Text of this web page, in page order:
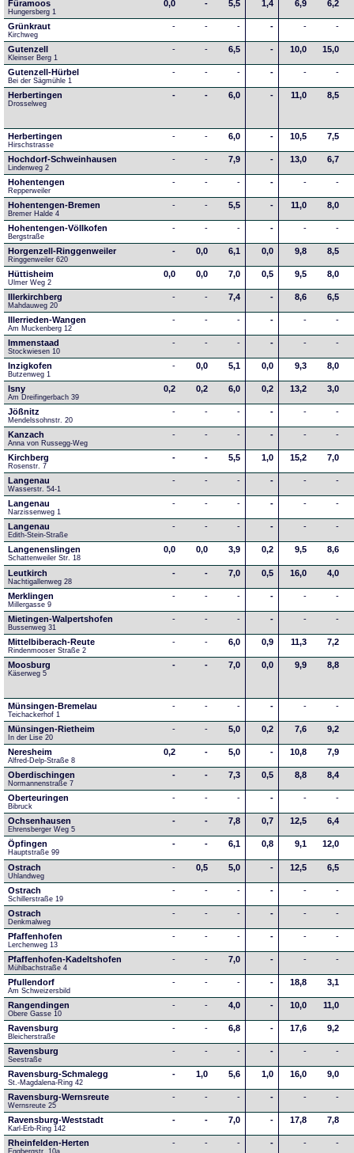
Füramoos
Hungersberg 1
0,0 - 5,5 1,4 6,9 6,2
Grünkraut
Kirchweg
- - - - - -
Gutenzell
Kleinser Berg 1
- - 6,5 - 10,0 15,0
Gutenzell-Hürbel
Bei der Sägmühle 1
- - - - - -
Herbertingen
Drosselweg
- - 6,0 - 11,0 8,5
Herbertingen
Hirschstrasse
- - 6,0 - 10,5 7,5
Hochdorf-Schweinhausen
Lindenweg 2
- - 7,9 - 13,0 6,7
Hohentengen
Repperweiler
- - - - - -
Hohentengen-Bremen
Bremer Halde 4
- - 5,5 - 11,0 8,0
Hohentengen-Völlkofen
Bergstraße
- - - - - -
Horgenzell-Ringgenweiler
Ringgenweiler 620
- 0,0 6,1 0,0 9,8 8,5
Hüttisheim
Ulmer Weg 2
0,0 0,0 7,0 0,5 9,5 8,0
Illerkirchberg
Mahdauweg 20
- - 7,4 - 8,6 6,5
Illerrieden-Wangen
Am Muckenberg 12
- - - - - -
Immenstaad
Stockwiesen 10
- - - - - -
Inzigkofen
Butzenweg 1
- 0,0 5,1 0,0 9,3 8,0
Isny
Am Dreifingerbach 39
0,2 0,2 6,0 0,2 13,2 3,0
Jößnitz
Mendelssohnstr. 20
- - - - - -
Kanzach
Anna von Russegg-Weg
- - - - - -
Kirchberg
Rosenstr. 7
- - 5,5 1,0 15,2 7,0
Langenau
Wasserstr. 54-1
- - - - - -
Langenau
Narzissenweg 1
- - - - - -
Langenau
Edith-Stein-Straße
- - - - - -
Langenenslingen
Schattenweiler Str. 18
0,0 0,0 3,9 0,2 9,5 8,6
Leutkirch
Nachtigallenweg 28
- - 7,0 0,5 16,0 4,0
Merklingen
Millergasse 9
- - - - - -
Mietingen-Walpertshofen
Bussenweg 31
- - - - - -
Mittelbiberach-Reute
Rindenmooser Straße 2
- - 6,0 0,9 11,3 7,2
Moosburg
Käserweg 5
- - 7,0 0,0 9,9 8,8
Münsingen-Bremelau
Teichackerhof 1
- - - - - -
Münsingen-Rietheim
In der Lise 20
- - 5,0 0,2 7,6 9,2
Neresheim
Alfred-Delp-Straße 8
0,2 - 5,0 - 10,8 7,9
Oberdischingen
Normannenstraße 7
- - 7,3 0,5 8,8 8,4
Oberteuringen
Bibruck
- - - - - -
Ochsenhausen
Ehrensberger Weg 5
- - 7,8 0,7 12,5 6,4
Öpfingen
Hauptstraße 99
- - 6,1 0,8 9,1 12,0
Ostrach
Uhlandweg
- 0,5 5,0 - 12,5 6,5
Ostrach
Schillerstraße 19
- - - - - -
Ostrach
Denkmalweg
- - - - - -
Pfaffenhofen
Lerchenweg 13
- - - - - -
Pfaffenhofen-Kadeltshofen
Mühlbachstraße 4
- - 7,0 - - -
Pfullendorf
Am Schweizersbild
- - - - 18,8 3,1
Rangendingen
Obere Gasse 10
- - 4,0 - 10,0 11,0
Ravensburg
Bleicherstraße
- - 6,8 - 17,6 9,2
Ravensburg
Seestraße
- - - - - -
Ravensburg-Schmalegg
St.-Magdalena-Ring 42
- 1,0 5,6 1,0 16,0 9,0
Ravensburg-Wernsreute
Wernsreute 25
- - - - - -
Ravensburg-Weststadt
Karl-Erb-Ring 142
- - 7,0 - 17,8 7,8
Rheinfelden-Herten - - - - - -